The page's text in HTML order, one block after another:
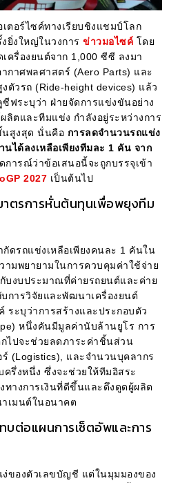
ตอร์ไซค์ทางเรียบชิงแชมป์โลก
ยิ่งใหญ่ในวงการ ข่าวมอไซค์ โดย
ครื่องยนต์จาก 1,000 ซีซี ลงมา
กาศพลศาสตร์ (Aero Parts) และ
ตัวรถ (Ride-height devices) แล้ว
ฟระบุว่า ฝ่ายจัดการแข่งขันอย่าง
ลิตและทีมแข่ง กำลังอยู่ระหว่างการ
นสูงสุด นั่นคือ การลดจำนวนรถแข่ง
ได้ลงเหลือเพียงทีมละ 1 คัน จาก
การณ์ว่าข้อเสนอนี้จะถูกบรรจุเข้า
2027 เป็นต้นไป
าตรการหั่นต้นทุนเพื่อพยุงทีม
กัดรถแข่งเหลือเพียงคนละ 1 คันใน
ามพยายามในการควบคุมค่าใช้จ่าย
บงบประมาณที่ค่ายรถยนต์และค่าย
การวิจัยและพัฒนาเครื่องยนต์
ระบุว่าการสร้างและประกอบตัว
หนึ่งคันมีมูลค่านับล้านยูโร การ
ไปจะช่วยลดภาระค่าชิ้นส่วน
(Logistics), และจำนวนบุคลากร
ครึ่งหนึ่ง ซึ่งจะช่วยให้ทีมอิสระ
ทางการเงินที่ดีขึ้นและดึงดูดผู้ผลิต
เมนต์ในอนาคต
บต่อแผนการเซ็ตอัพและการ
ของตัวเลขบัญชี แต่ในมุมมองของ